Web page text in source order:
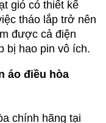
gió có thiết kế
tháo lắp trở nên
được cả điện
bị hao pin vô ích.
áo điều hòa
chính hãng tại